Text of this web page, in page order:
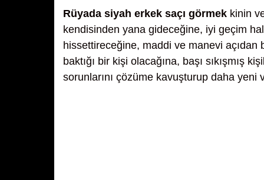
Rüyada siyah erkek saçı görmek kinin
kendisinden yana gideceğine, iyi geçim
hissettireceğine, maddi ve manevi
baktığı bir kişi olacağına, başı sıkışmış
sorunlarını çözüme kavuşturup daha yeni